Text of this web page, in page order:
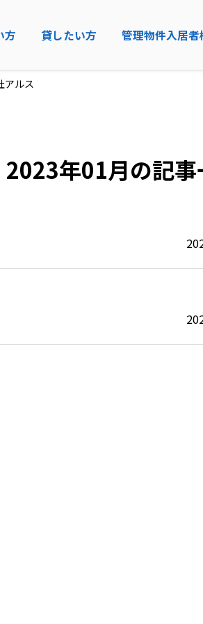
方 貸したい方 管理物件入居者
アルス
2023年01月の記事